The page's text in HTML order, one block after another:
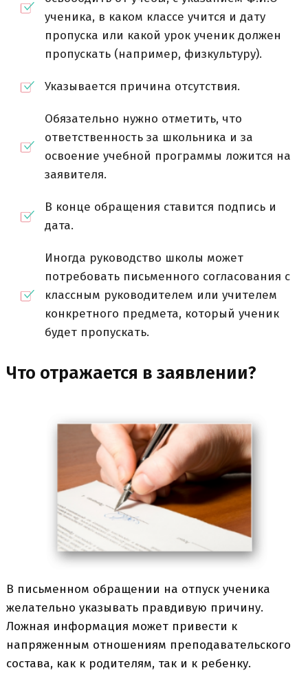
ученика, в каком классе учится и дату
пропуска или какой урок ученик должен
пропускать (например, физкультуру).
Указывается причина отсутствия.
Обязательно нужно отметить, что
ответственность за школьника и за
освоение учебной программы ложится на
заявителя.
В конце обращения ставится подпись и
дата.
Иногда руководство школы может
потребовать письменного согласования с
классным руководителем или учителем
конкретного предмета, который ученик
будет пропускать.
Что отражается в заявлении?
В письменном обращении на отпуск ученика
желательно указывать правдивую причину.
Ложная информация может привести к
напряженным отношениям преподавательского
состава, как к родителям, так и к ребенку.